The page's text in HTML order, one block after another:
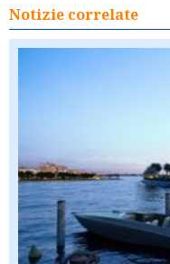
Notizie correlate